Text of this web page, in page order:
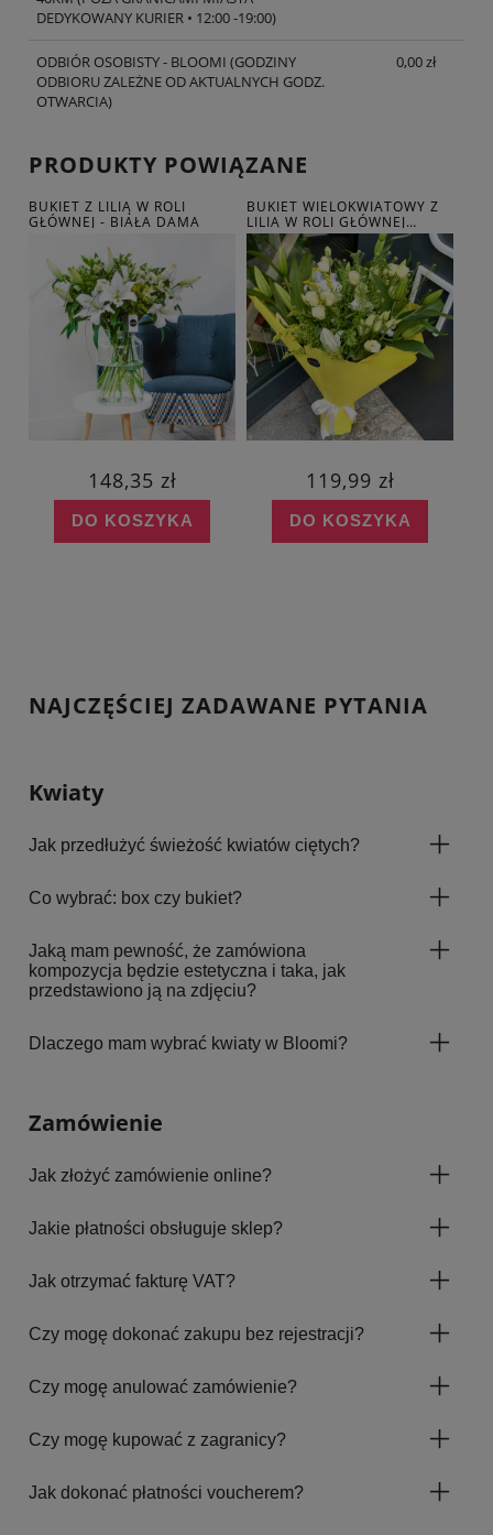
DEDYKOWANY KURIER • 12:00 -19:00)
ODBIÓR OSOBISTY - BLOOMI (GODZINY
ODBIORU ZALEŻNE OD AKTUALNYCH GODZ.
OTWARCIA)
0,00 zł
PRODUKTY POWIĄZANE
BUKIET Z LILIĄ W ROLI
GŁÓWNEJ - BIAŁA DAMA
148,35 zł
DO KOSZYKA
BUKIET WIELOKWIATOWY Z
LILIĄ W ROLI GŁÓWNEJ
ZAPACH WIOSNY
119,99 zł
DO KOSZYKA
NAJCZĘŚCIEJ ZADAWANE PYTANIA
Kwiaty
Jak przedłużyć świeżość kwiatów ciętych?
Co wybrać: box czy bukiet?
Jaką mam pewność, że zamówiona
kompozycja będzie estetyczna i taka, jak
przedstawiono ją na zdjęciu?
Dlaczego mam wybrać kwiaty w Bloomi?
Zamówienie
Jak złożyć zamówienie online?
Jakie płatności obsługuje sklep?
Jak otrzymać fakturę VAT?
Czy mogę dokonać zakupu bez rejestracji?
Czy mogę anulować zamówienie?
Czy mogę kupować z zagranicy?
Jak dokonać płatności voucherem?